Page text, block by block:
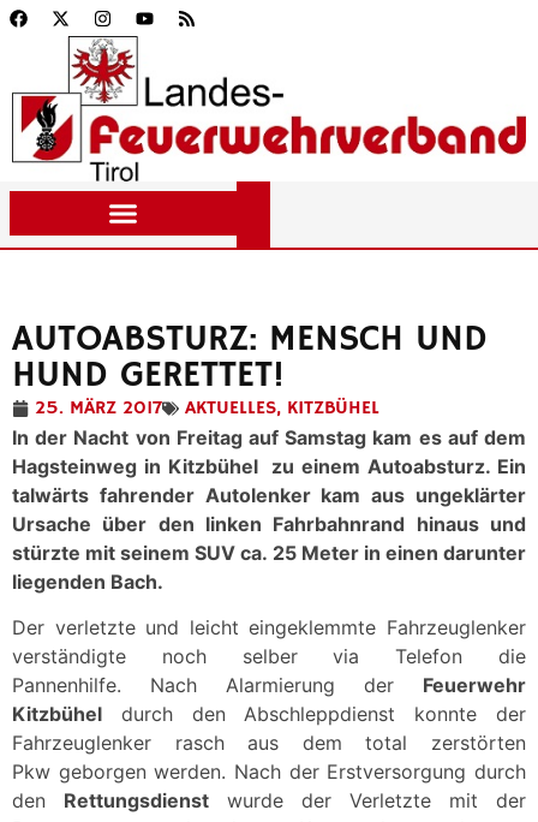
AUTOABSTURZ: MENSCH UND
HUND GERETTET!
25. MÄRZ 2017 AKTUELLES, KITZBÜHEL
In der Nacht von Freitag auf Samstag kam es auf dem
Hagsteinweg in Kitzbühel zu einem Autoabsturz. Ein
talwärts fahrender Autolenker kam aus ungeklärter
Ursache über den linken Fahrbahnrand hinaus und
stürzte mit seinem SUV ca. 25 Meter in einen darunter
liegenden Bach.
Der verletzte und leicht eingeklemmte Fahrzeuglenker
verständigte noch selber via Telefon die
Pannenhilfe. Nach Alarmierung der Feuerwehr
Kitzbühel durch den Abschleppdienst konnte der
Fahrzeuglenker rasch aus dem total zerstörten
Pkw geborgen werden. Nach der Erstversorgung durch
den Rettungsdienst wurde der Verletzte mit der